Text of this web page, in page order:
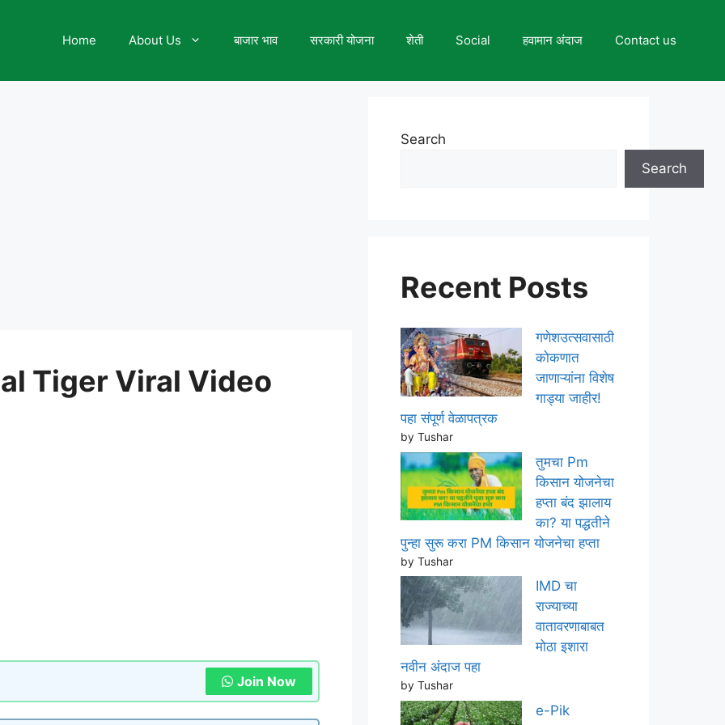
Home About Us बाजार भाव सरकारी योजना शेती Social हवामान अंदाज Contact us
Tiger Viral Video
Join Now
Search
Search
Recent Posts
गणेशउत्सवासाठी
कोकणात
जाणाऱ्यांना विशेष
गाड्या जाहीर!
पहा संपूर्ण वेळापत्रक
by Tushar
तुमचा Pm
किसान योजनेचा
हप्ता बंद झालाय
का? या पद्धतीने
पुन्हा सुरू करा PM किसान योजनेचा हप्ता
by Tushar
IMD चा
राज्याच्या
वातावरणाबाबत
मोठा इशारा
नवीन अंदाज पहा
by Tushar
e-Pik